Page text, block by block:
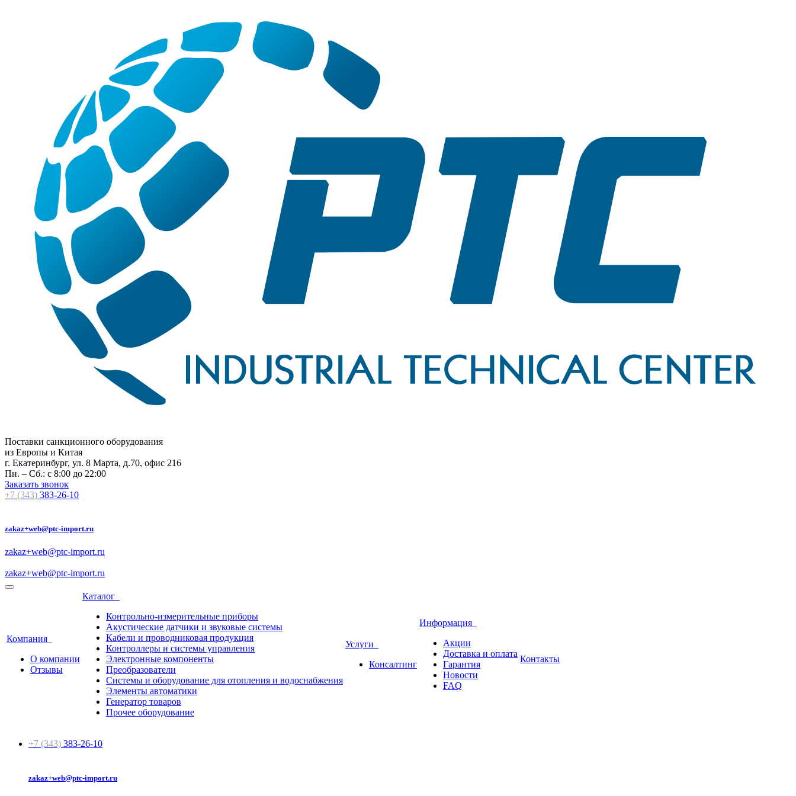
Поставки санкционного оборудования
из Европы и Китая
г. Екатеринбург, ул. 8 Марта, д.70, офис 216
Пн. – Сб.: с 8:00 до 22:00
Заказать звонок
+7 (343) 383-26-10
zakaz+web@ptc-import.ru
zakaz+web@ptc-import.ru
zakaz+web@ptc-import.ru
Компания
О компании
Отзывы
Каталог
Контрольно-измерительные приборы
Акустические датчики и звуковые системы
Кабели и проводниковая продукция
Контроллеры и системы управления
Электронные компоненты
Преобразователи
Системы и оборудование для отопления и водоснабжения
Элементы автоматики
Генератор товаров
Прочее оборудование
Услуги
Консалтинг
Информация
Акции
Доставка и оплата
Гарантия
Новости
FAQ
Контакты
+7 (343) 383-26-10
zakaz+web@ptc-import.ru